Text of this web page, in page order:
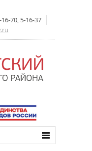
70, 5-16-37